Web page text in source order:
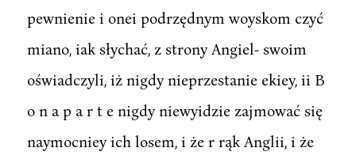
pewnienie i onei podrzędnym woyskom czyć
miano, iak słychać, z strony Angiel- swoim
oświadczyli, iż nigdy nieprzestanie ekiey, ii B
o n a p a r t e nigdy niewyidzie zajmować się
naymocniey ich losem, i że r rąk Anglii, i że